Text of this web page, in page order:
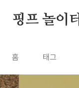
핑프 놀이터
홈 태그